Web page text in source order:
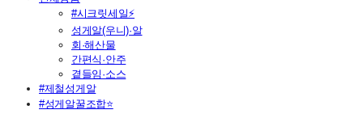
#시크릿세일⚡
성게알(우니)·알
회·해산물
간편식·안주
곁들임·소스
#제철성게알
#성게알꿀조합⭐